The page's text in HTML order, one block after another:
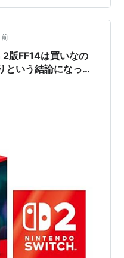
睡眠について おわりに
ネット上を徘徊してい
てはGTFO，グラブル
2025の…
版FF14は買いなの
いう結論になって